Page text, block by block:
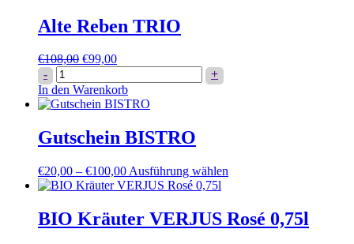
Alte Reben TRIO
€108,00 Ursprünglicher
war:
€108,00
€99,00Aktueller
ist:
€99,00.
-
Alte
Reben
TRIO
+
In den Warenkorb
Gutschein BISTRO
€20,00 – €100,00 Ausführung wählen
mehrere
Varianten
BIO Kräuter VERJUS Rosé 0,75l